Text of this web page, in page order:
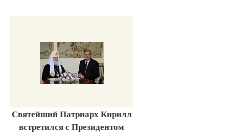
Святейший Патриарх Кирилл
встретился с Президентом